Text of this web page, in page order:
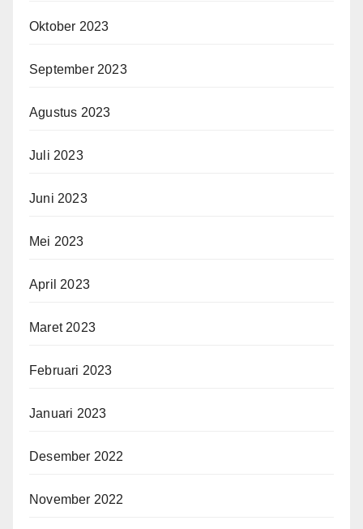
Oktober 2023
September 2023
Agustus 2023
Juli 2023
Juni 2023
Mei 2023
April 2023
Maret 2023
Februari 2023
Januari 2023
Desember 2022
November 2022